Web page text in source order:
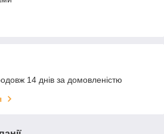
14 днів за домовленістю